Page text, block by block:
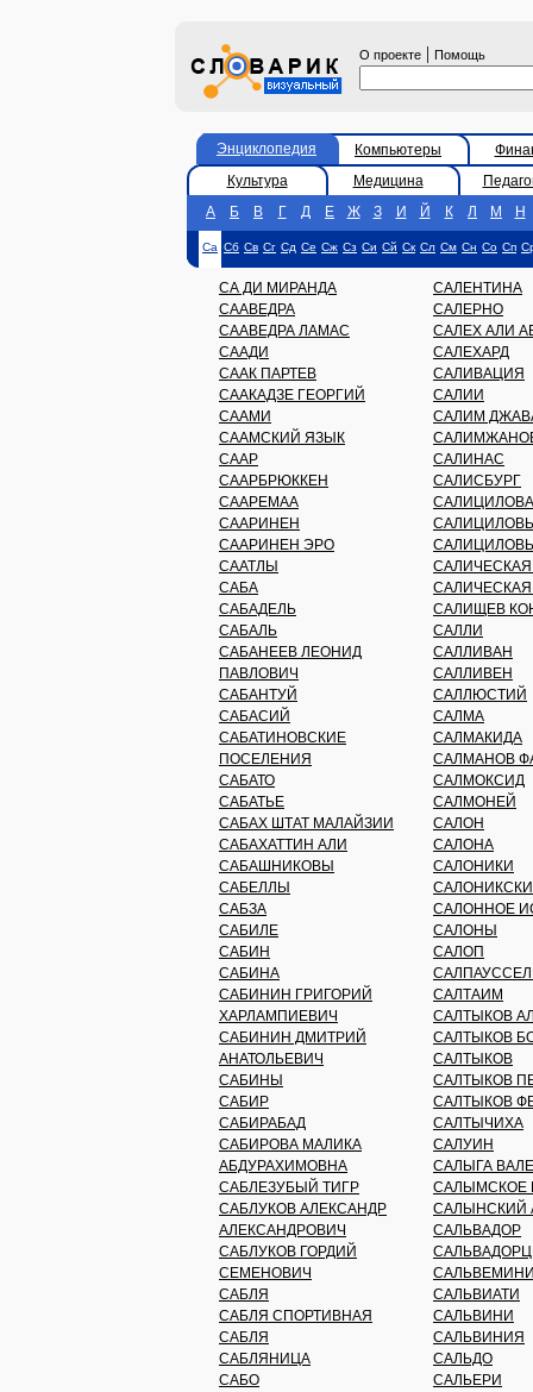
О проекте | Помощь
Энциклопедия Компьютеры
Культура
Медицина
А
Б В Г Д Е Ж З И Й К Л М Н
Са Сб Св Сг Сд Се Сж Сз Си Сй Ск Сл См Сн Со Сп
СА ДИ МИРАНДА
СААВЕДРА
СААВЕДРА ЛАМАС
СААДИ
СААК ПАРТЕВ
СААКАДЗЕ ГЕОРГИЙ
СААМИ
СААМСКИЙ ЯЗЫК
СААР
СААРБРЮККЕН
СААРЕМАА
СААРИНЕН
СААРИНЕН ЭРО
СААТЛЫ
САБА
САБАДЕЛЬ
САБАЛЬ
САБАНЕЕВ ЛЕОНИД
ПАВЛОВИЧ
САБАНТУЙ
САБАСИЙ
САБАТИНОВСКИЕ
ПОСЕЛЕНИЯ
САБАТО
САБАТЬЕ
САБАХ ШТАТ МАЛАЙЗИИ
САБАХАТТИН АЛИ
САБАШНИКОВЫ
САБЕЛЛЫ
САБЗА
САБИЛЕ
САБИН
САБИНА
САБИНИН ГРИГОРИЙ
ХАРЛАМПИЕВИЧ
САБИНИН ДМИТРИЙ
АНАТОЛЬЕВИЧ
САБИНЫ
САБИР
САБИРАБАД
САБИРОВА МАЛИКА
АБДУРАХИМОВНА
САБЛЕЗУБЫЙ ТИГР
САБЛУКОВ АЛЕКСАНДР
АЛЕКСАНДРОВИЧ
САБЛУКОВ ГОРДИЙ
СЕМЕНОВИЧ
САБЛЯ
САБЛЯ СПОРТИВНАЯ
САБЛЯ
САБЛЯНИЦА
САБО
САЛЕНТИНА
САЛЕРНО
САЛЕХ АЛИ
САЛЕХАРД
САЛИВАЦИЯ
САЛИИ
САЛИМ
САЛИНАС
САЛИСБУРГ
САЛИЩЕВ
САЛЛИ
САЛЛИВАН
САЛЛИВЕН
САЛЛЮСТИЙ
САЛМА
САЛМАКИДА
САЛМАНОВ
САЛМОКСИД
САЛМОНЕЙ
САЛОН
САЛОНА
САЛОНИКИ
САЛОННОЕ
САЛОНЫ
САЛОП
САЛТАИМ
САЛТЫКОВ
САЛТЫКОВ
САЛТЫКОВ
САЛТЫКОВ
САЛТЫКОВ
САЛТЫЧИХА
САЛУИН
САЛЫГА
САЛЫМСКОЕ
САЛЫНСКИЙ
САЛЬВАДОР
САЛЬВИАТИ
САЛЬВИНИ
САЛЬВИНИЯ
САЛЬДО
САЛЬЕРИ